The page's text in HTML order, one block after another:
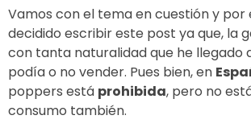
Vamos con el tema en cuestión y por
decidido escribir este post ya que, la
con tanta naturalidad que he llegado
podía o no vender. Pues bien, en
poppers está prohibida, pero no
consumo también.